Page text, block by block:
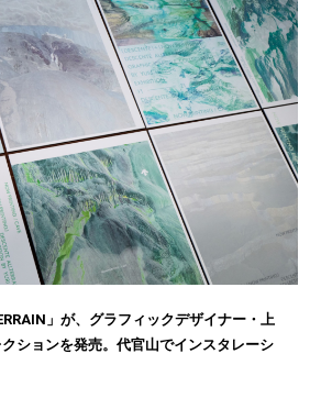
」が、グラフィックデザイナー・上
ションを発売。代官山でインスタレーシ